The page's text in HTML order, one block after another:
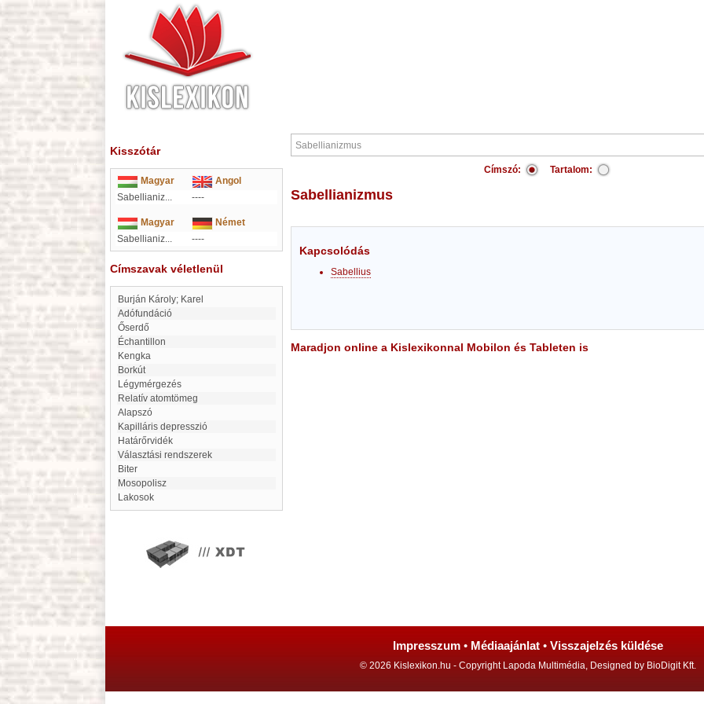
Kisszótár
Magyar
Angol
Sabellianiz...
----
Magyar
Német
Sabellianiz...
----
Címszavak véletlenül
Burján Károly; Karel
Adófundáció
Őserdő
échantillon
Kengka
Borkút
Légymérgezés
relatív atomtömeg
Alapszó
Kapilláris depresszió
Határőrvidék
Választási rendszerek
Biter
Mosopolisz
Lakosok
Címszó: Tartalom:
Sabellianizmus
Kapcsolódás
Sabellius
Maradjon online a Kislexikonnal Mobilon és Tableten is
Impresszum • Médiaajánlat • Visszajelzés küldése
© 2026 Kislexikon.hu - Copyright Lapoda Multimédia, Designed by BioDigit Kft.